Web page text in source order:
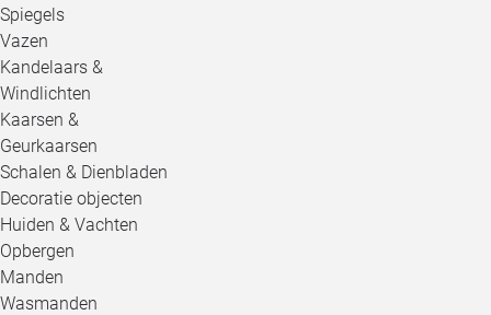
Spiegels
Vazen
Kandelaars &
Windlichten
Kaarsen &
Geurkaarsen
Schalen & Dienbladen
Decoratie objecten
Huiden & Vachten
Opbergen
Manden
Wasmanden